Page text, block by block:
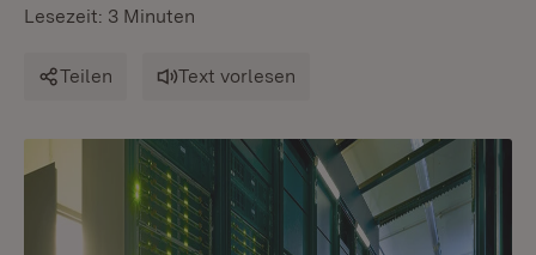
Lesezeit: 3 Minuten
Teilen Text vorlesen